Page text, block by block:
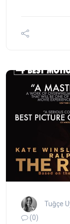
Tuğçe
(0)